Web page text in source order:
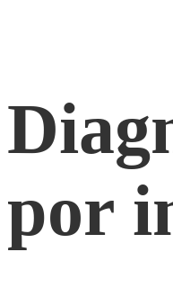
por